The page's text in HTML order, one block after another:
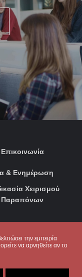
την εμπειρία
να αρνηθείτε αν το
Επικοινωνία
& Ενημέρωση
Χειρισμού
Παραπόνων